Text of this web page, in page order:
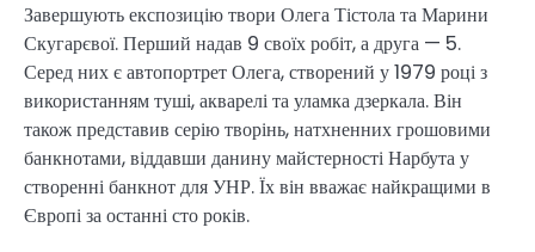
Завершують експозицію твори Олега Тістола та Марини
Скугарєвої. Перший надав 9 своїх робіт, а друга — 5.
Серед них є автопортрет Олега, створений у 1979 році з
використанням туші, акварелі та уламка дзеркала. Він
також представив серію творінь, натхненних грошовими
банкнотами, віддавши данину майстерності Нарбута у
створенні банкнот для УНР. Їх він вважає найкращими в
Європі за останні сто років.